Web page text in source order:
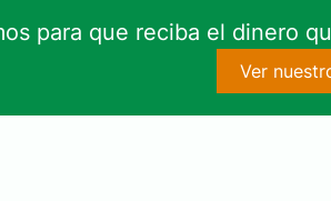
para que reciba el dinero
Ver